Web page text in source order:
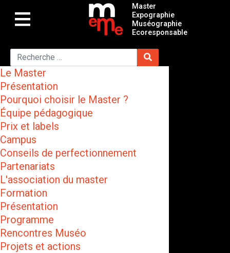
Master
Expographie
Muséographie
Ecoresponsable
Le Master
Présentation
Pourquoi choisir le Master ?
Équipe pédagogique
Prix et labels
Campus
Conseils de perfectionnement
Partenariats
L'association du master
Formation
Présentation
Programme
Rencontres Muséo
Projets et actions